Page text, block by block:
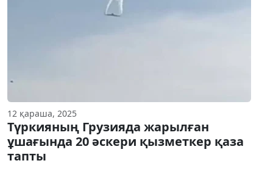
12 қараша, 2025
Түркияның Грузияда жарылған
ұшағында 20 әскери қызметкер қаза
тапты